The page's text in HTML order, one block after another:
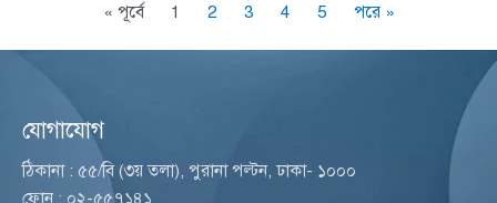
« পূর্বে 1 2 3 4 5 পরে »
যোগাযোগ
ঠিকানা : ৫৫/বি (৩য় তলা), পুরানা পল্টন, ঢাকা- ১০০০
ফোন : ০২-৫৫৭১৪১